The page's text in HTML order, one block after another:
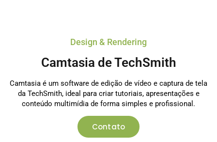
Design & Rendering
Camtasia de TechSmith
Camtasia é um software de edição de vídeo e captura de tela
da TechSmith, ideal para criar tutoriais, apresentações e
conteúdo multimídia de forma simples e profissional.
Contato